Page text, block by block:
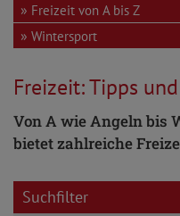
Freizeit von A bis Z
Wintersport
Freizeit: Tipps
Von A wie Angeln bis
bietet zahlreiche
Suchfilter